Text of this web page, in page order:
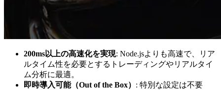
200ms以上の高速化を実現: Node.jsよりも高速で、リア
ルタイム性を必要とするトレーディングやリアルタイ
ム分析に最適。
即時導入可能（Out of the Box） : 特別な設定は不要